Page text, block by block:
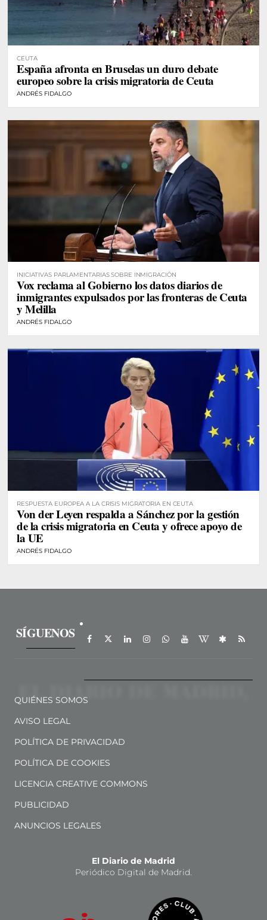
CEUTA
España afronta en Bruselas un duro debate
europeo sobre la crisis migratoria de Ceuta
ANDRÉS FIDALGO
INICIATIVAS PARLAMENTARIAS SOBRE INMIGRACIÓN
Vox reclama al Gobierno los datos diarios de
inmigrantes expulsados por las fronteras de Ceuta
y Melilla
ANDRÉS FIDALGO
RESPUESTA EUROPEA A LA CRISIS MIGRATORIA EN CEUTA
Von der Leyen respalda a Sánchez por la gestión
de la crisis migratoria en Ceuta y ofrece apoyo de
la UE
ANDRÉS FIDALGO
SÍGUENOS
QUIÉNES SOMOS
AVISO LEGAL
POLÍTICA DE PRIVACIDAD
POLÍTICA DE COOKIES
LICENCIA CREATIVE COMMONS
PUBLICIDAD
ANUNCIOS LEGALES
El Diario de Madrid
Periódico Digital de Madrid.